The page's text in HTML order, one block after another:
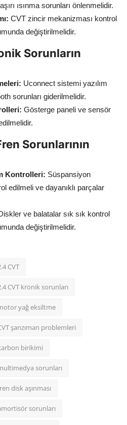
ısınma sorunları önlenmelidir.
CVT zincir mekanizması kontrol
değiştirilmelidir.
Sorunların
Uconnect sistemi yazılım
sorunları giderilmelidir.
Gösterge paneli ve sensör
Sorunlarının
Kontrolleri: Süspansiyon
edilmeli ve dayanıklı parçalar
ve balatalar sık sık kontrol
değiştirilmelidir.
CVT
CVT kronik sorunları
yağ eksiltme
şanzıman problemleri
birikimi
sorunları
disk aşınması
sorunları